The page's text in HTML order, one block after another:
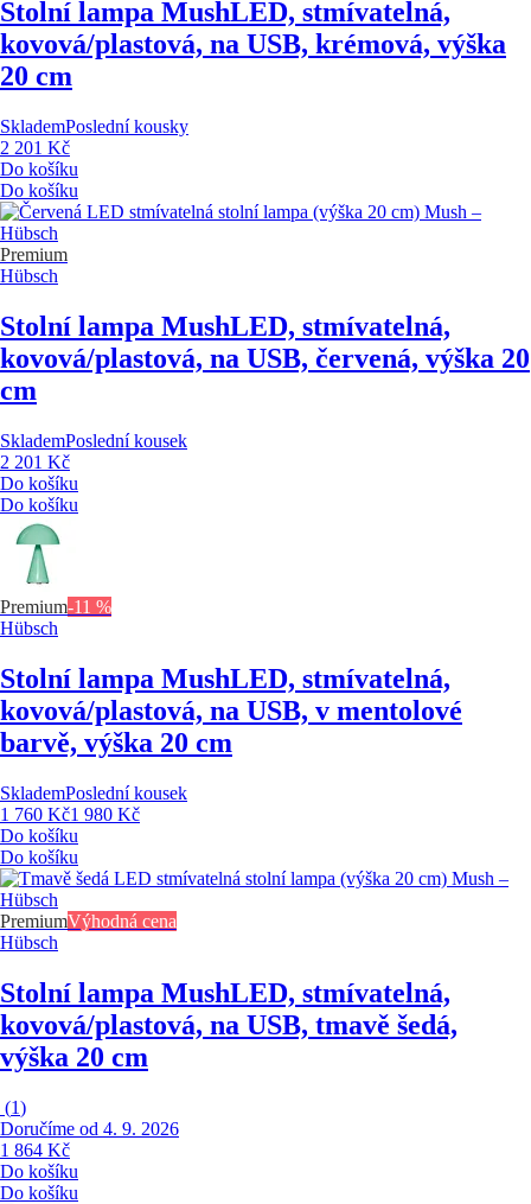
Stolní lampa MushLED, stmívatelná,
kovová/plastová, na USB, krémová, výška
20 cm
SklademPoslední kousky
2 201 Kč
Do košíku
Do košíku
Premium
Hübsch
Stolní lampa MushLED, stmívatelná,
kovová/plastová, na USB, červená, výška 20
cm
SklademPoslední kousek
2 201 Kč
Do košíku
Do košíku
Premium-11 %
Hübsch
Stolní lampa MushLED, stmívatelná,
kovová/plastová, na USB, v mentolové
barvě, výška 20 cm
SklademPoslední kousek
1 760 Kč1 980 Kč
Do košíku
Do košíku
PremiumVýhodná cena
Hübsch
Stolní lampa MushLED, stmívatelná,
kovová/plastová, na USB, tmavě šedá,
výška 20 cm
(1)
Doručíme od 4. 9. 2026
1 864 Kč
Do košíku
Do košíku